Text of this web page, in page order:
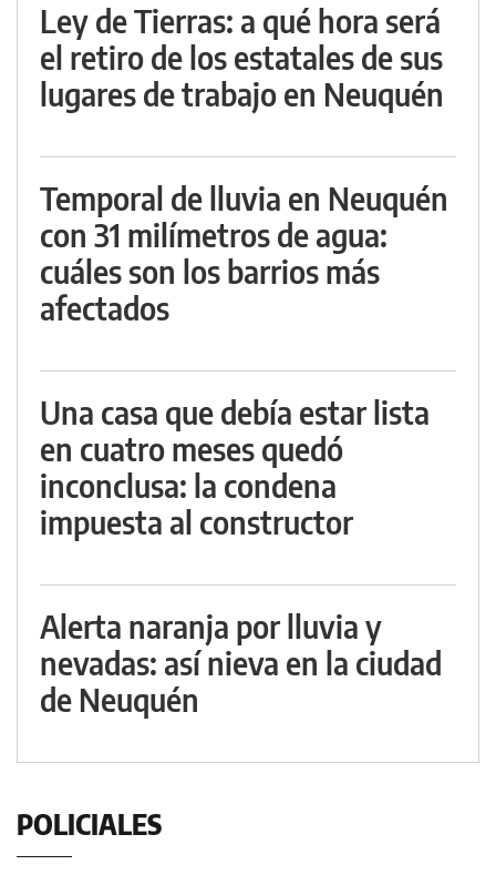
Ley de Tierras: a qué hora será
el retiro de los estatales de sus
lugares de trabajo en Neuquén
Temporal de lluvia en Neuquén
con 31 milímetros de agua:
cuáles son los barrios más
afectados
Una casa que debía estar lista
en cuatro meses quedó
inconclusa: la condena
impuesta al constructor
Alerta naranja por lluvia y
nevadas: así nieva en la ciudad
de Neuquén
POLICIALES